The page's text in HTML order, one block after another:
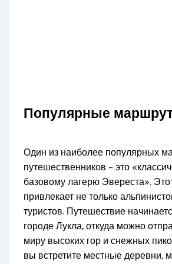
Популярные
Один из наиболее популярных
путешественников – это
базовому лагерю Эвереста».
привлекает не только
туристов. Путешествие
городе Лукла, откуда можно
миру высоких гор и снежных
вы встретите местные деревни,